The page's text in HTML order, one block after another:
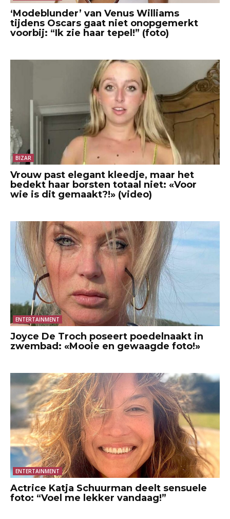
‘Modeblunder’ van Venus Williams
tijdens Oscars gaat niet onopgemerkt
voorbij: “Ik zie haar tepel!” (foto)
BIZAR
Vrouw past elegant kleedje, maar het
bedekt haar borsten totaal niet: «Voor
wie is dit gemaakt?!» (video)
ENTERTAINMENT
Joyce De Troch poseert poedelnaakt in
zwembad: «Mooie en gewaagde foto!»
ENTERTAINMENT
Actrice Katja Schuurman deelt sensuele
foto: “Voel me lekker vandaag!”